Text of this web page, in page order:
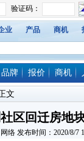
业 产品 商机
品牌 报价 商机
文
区回迁房地
络 发布时间：2020/8/7